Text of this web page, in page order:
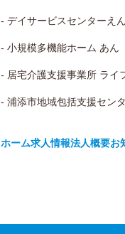
- デイサービスセンターえん
- 小規模多機能ホーム あん
- 居宅介護支援事業所 ライ
- 浦添市地域包括支援セン
ホーム求人情報法人概要お